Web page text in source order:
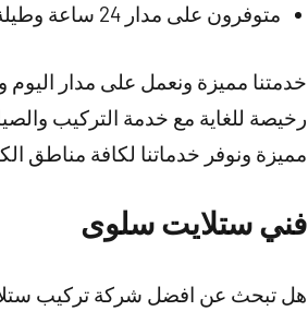
متوفرون على مدار 24 ساعة وطيلة أيام الأسبوع في تركيب الستلايت ولكافة مناطق الكويت
خدمتنا مميزة ونعمل على مدار اليوم
رخيصة للغاية مع خدمة التركيب
مميزة ونوفر خدماتنا لكافة مناطق
فني ستلايت سلوى
هل تبحث عن افضل شركة تركيب